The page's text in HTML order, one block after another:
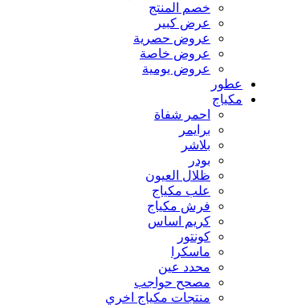
خصم المنتج
عرض كبير
عروض حصرية
عروض خاصة
عروض يومية
عطور
مكياج
احمر شفاة
برايمر
بلاشر
بودر
ظلال العيون
علب مكياج
فرش مكياج
كريم اساس
كونتور
ماسكرا
محدد عين
مصحح حواجب
منتجات مكياج اخري